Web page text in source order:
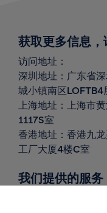
获取更多信息，
访问地址：
深圳地址：广东省
城小镇南区LOFTB4
上海地址：上海市
1117S室
香港地址：香港九
工厂大厦4楼C室
我们提供的服务